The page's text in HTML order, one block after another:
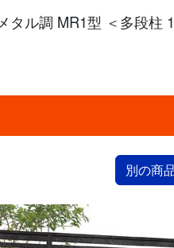
タル調 MR1型 ＜多段
別の商